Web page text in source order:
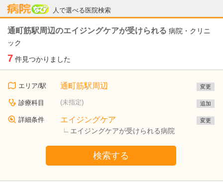
人で選べる医院検索
病院なび
通町筋駅周辺のエイジングケアが受けられる 病院・クリニ
ック
7 件見つかりました
エリア/駅 通町筋駅周辺 変更
診療科目 (未指定) 追加
詳細条件 エイジングケア
エイジングケアが受けられる病院
変更
検索する